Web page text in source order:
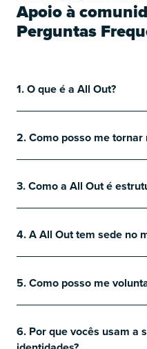
Apoio à
Perguntas
1. O que é a All Out?
2. Como posso me
3. Como a All Out é
4. A All Out tem sede no
5. Como posso me
6. Por que vocês usam a